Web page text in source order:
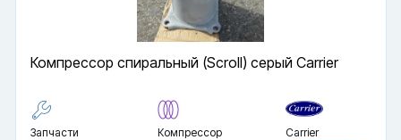
Компрессор спиральный (Scroll) серый Carrier
Запчасти Компрессор Carrier